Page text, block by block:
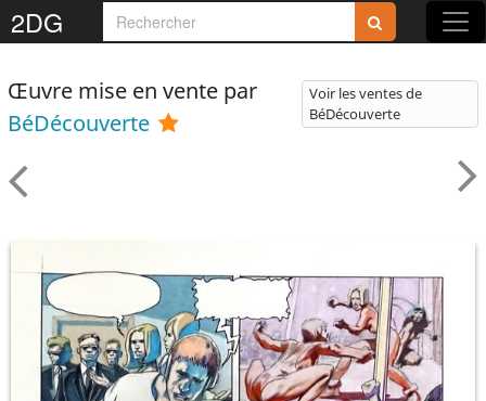
2DG
Œuvre mise en vente par
BéDécouverte
Voir les ventes de
BéDécouverte